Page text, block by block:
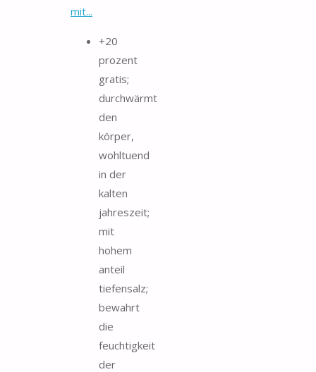
mit...
+20
prozent
gratis;
durchwärmt
den
körper,
wohltuend
in der
kalten
jahreszeit;
mit
hohem
anteil
tiefensalz;
bewahrt
die
feuchtigkeit
der